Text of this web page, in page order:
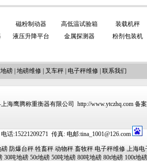
磁粉制动器 高低温试验箱 装载机秤
液压升降平台 金属探测器 粉剂包装机
磅 地磅维修 叉车秤 电子秤维修 联系我们
鹰腾称重衡器有限公司 http://www.ytczhq.com 备案
:15221209271 传真: 电邮:tina_1001@126.com
磅 防爆台秤 牲畜秤 动物秤 畜牧秤 电子秤维修 上海电
30吨地磅 50t地磅 50吨地磅 80吨地磅 80t地磅 100t地磅